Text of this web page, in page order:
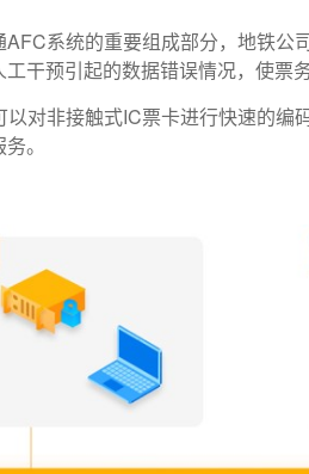
系统的重要组成部分，地铁
干预引起的数据错误情况，使票
对非接触式IC票卡进行快速的
。